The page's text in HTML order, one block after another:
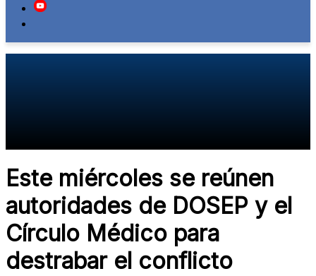
Este miércoles se reúnen
autoridades de DOSEP y el
Círculo Médico para
destrabar el conflicto